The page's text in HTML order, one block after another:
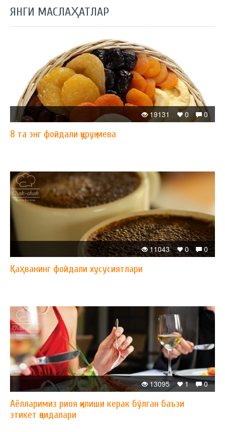
ЯНГИ МАСЛАҲАТЛАР
0
0
19131
8 та энг фойдали қуруқ мева
0
0
11043
Қаҳванинг фойдали хусусиятлари
0
1
13095
Аёлларимиз риоя қилиши керак бўлган баъзи
этикет қоидалари